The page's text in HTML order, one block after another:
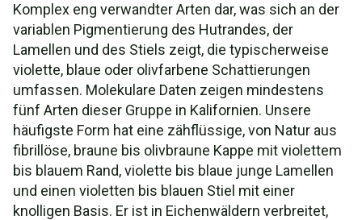
Komplex eng verwandter Arten dar, was sich an der
variablen Pigmentierung des Hutrandes, der
Lamellen und des Stiels zeigt, die typischerweise
violette, blaue oder olivfarbene Schattierungen
umfassen. Molekulare Daten zeigen mindestens
fünf Arten dieser Gruppe in Kalifornien. Unsere
häufigste Form hat eine zähflüssige, von Natur aus
fibrillöse, braune bis olivbraune Kappe mit violettem
bis blauem Rand, violette bis blaue junge Lamellen
und einen violetten bis blauen Stiel mit einer
knolligen Basis. Er ist in Eichenwäldern verbreitet,